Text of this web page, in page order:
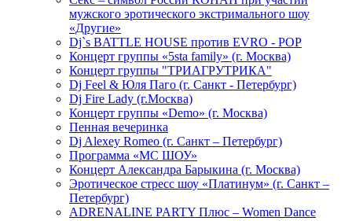
мужского эротического экстримального шоу
«Другие»
Dj`s BATTLE HOUSE против EVRO - POP
Концерт группы «5sta family» (г. Москва)
Концерт группы "ТРИАГРУТРИКА"
Dj Feel & Юля Паго (г. Санкт - Петербург)
Dj Fire Lady (г.Москва)
Концерт группы «Demo» (г. Москва)
Пенная вечеринка
Dj Alexey Romeo (г. Санкт – Петербург)
Программа «МС ШОУ»
Концерт Александра Барыкина (г. Москва)
Эротическое стресс шоу «Платинум» (г. Санкт –
Петербург)
ADRENALINE PARTY Плюс – Women Dance